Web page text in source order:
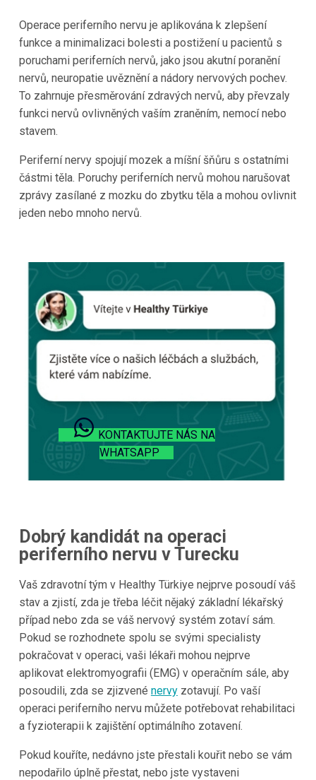
Operace periferního nervu je aplikována k zlepšení
funkce a minimalizaci bolesti a postižení u pacientů s
poruchami periferních nervů, jako jsou akutní poranění
nervů, neuropatie uvěznění a nádory nervových pochev.
To zahrnuje přesměrování zdravých nervů, aby převzaly
funkci nervů ovlivněných vaším zraněním, nemocí nebo
stavem.
Periferní nervy spojují mozek a míšní šňůru s ostatními
částmi těla. Poruchy periferních nervů mohou narušovat
zprávy zasílané z mozku do zbytku těla a mohou ovlivnit
jeden nebo mnoho nervů.
KONTAKTUJTE NÁS NA
WHATSAPP
Dobrý kandidát na operaci
periferního nervu v Turecku
Vaš zdravotní tým v Healthy Türkiye nejprve posoudí váš
stav a zjistí, zda je třeba léčit nějaký základní lékařský
případ nebo zda se váš nervový systém zotaví sám.
Pokud se rozhodnete spolu se svými specialisty
pokračovat v operaci, vaši lékaři mohou nejprve
aplikovat elektromyografii (EMG) v operačním sále, aby
posoudili, zda se zjizvené nervyzotavují. Po vaší
operaci periferního nervu můžete potřebovat rehabilitaci
a fyzioterapii k zajištění optimálního zotavení.
Pokud kouříte, nedávno jste přestali kouřit nebo se vám
nepodařilo úplně přestat, nebo jste vystaveni